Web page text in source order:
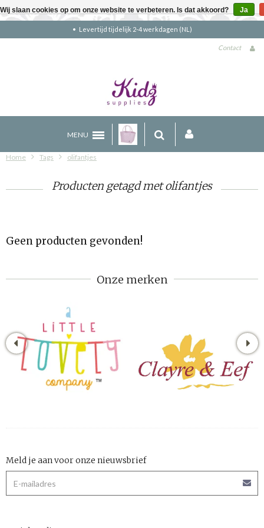
Levertijd tijdelijk 2-4 werkdagen (NL)
Contact
MENU
Home Tags olifantjes
Producten getagd met olifantjes
Geen producten gevonden!
Onze merken
Meld je aan voor onze nieuwsbrief
Wij slaan cookies op om onze website te verbeteren. Is dat akkoord? Ja